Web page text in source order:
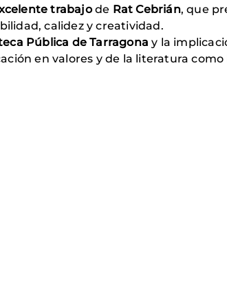
trabajode Rat Cebrián, que
calidez y creatividad.
Pública de Tarragonay la
en valores y de la literatura